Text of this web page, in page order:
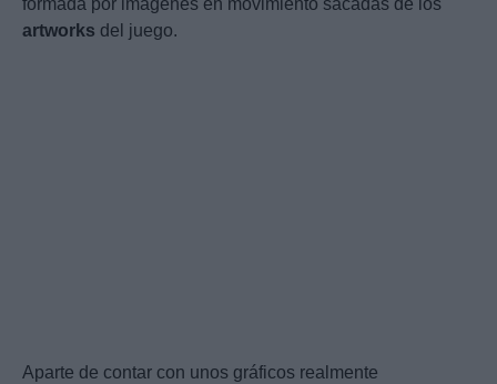
formada por imágenes en movimiento sacadas de los
artworks del juego.
Aparte de contar con unos gráficos realmente